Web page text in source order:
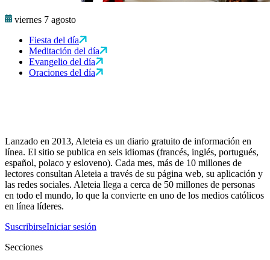
viernes 7 agosto
Fiesta del día
Meditación del día
Evangelio del día
Oraciones del día
Lanzado en 2013, Aleteia es un diario gratuito de información en
línea. El sitio se publica en seis idiomas (francés, inglés, portugués,
español, polaco y esloveno). Cada mes, más de 10 millones de
lectores consultan Aleteia a través de su página web, su aplicación y
las redes sociales. Aleteia llega a cerca de 50 millones de personas
en todo el mundo, lo que la convierte en uno de los medios católicos
en línea líderes.
SuscribirseIniciar sesión
Secciones